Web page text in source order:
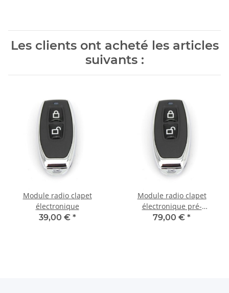
Les clients ont acheté les articles
suivants :
Module radio clapet
électronique
39,00 € *
Module radio clapet
électronique pré-
confectionné
79,00 € *